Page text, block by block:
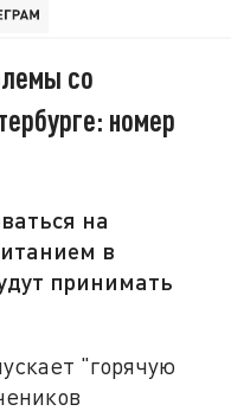
со
номер
на
в
принимать
"горячую